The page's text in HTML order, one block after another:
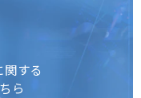
する
ら